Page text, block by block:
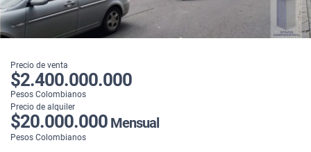
Precio de venta
$2.400.000.000
Pesos Colombianos
Precio de alquiler
$20.000.000 Mensual
Pesos Colombianos